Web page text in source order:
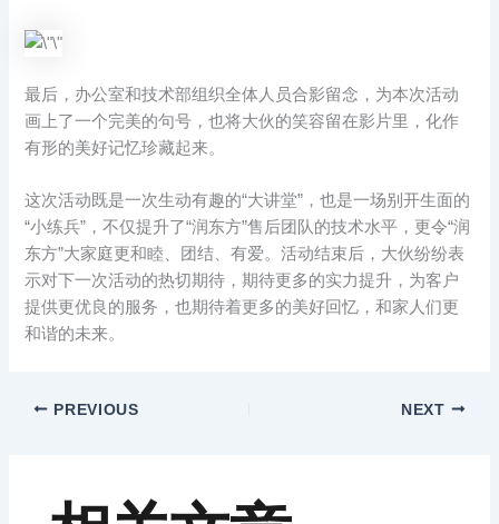
最后，办公室和技术部组织全体人员合影留念，为本次活动
画上了一个完美的句号，也将大伙的笑容留在影片里，化作
有形的美好记忆珍藏起来。
这次活动既是一次生动有趣的“大讲堂”，也是一场别开生面的
“小练兵”，不仅提升了“润东方”售后团队的技术水平，更令“润
东方”大家庭更和睦、团结、有爱。活动结束后，大伙纷纷表
示对下一次活动的热切期待，期待更多的实力提升，为客户
提供更优良的服务，也期待着更多的美好回忆，和家人们更
和谐的未来。
PREVIOUS NEXT